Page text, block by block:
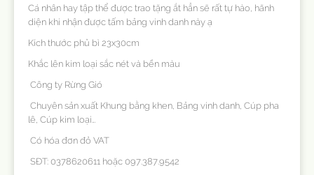
Cá nhân hay tập thể được trao tặng ắt hẳn sẽ rất tự hào, hãnh
diện khi nhận được tấm bảng vinh danh này ạ
Kích thước phủ bì 23x30cm
Khắc lên kim loại sắc nét và bền màu
Công ty Rừng Gió
Chuyên sản xuất Khung bằng khen, Bảng vinh danh, Cúp pha
lê, Cúp kim loại…
Có hóa đơn đỏ VAT
SĐT: 0378620611 hoặc 097.387.9542